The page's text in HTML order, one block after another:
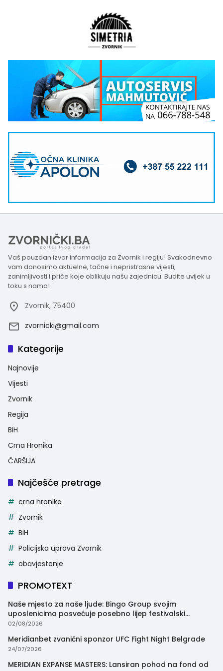
Vaš pouzdan izvor informacija za Zvornik i regiju! Svakodnevno
vam donosimo aktuelne, tačne i nepristrasne vijesti,
zanimljivosti i priče koje oblikuju našu zajednicu. Budite uvijek u
toku s nama!
Zvornik, 75400
zvornicki@gmail.com
Kategorije
Najnovije
Vijesti
Zvornik
Regija
BiH
Crna Hronika
ČARŠIJA
Najčešće pretrage
crna hronika
Zvornik
BiH
Policijska uprava Zvornik
obavjestenje
PROMOTEXT
Naše mjesto za naše ljude: Bingo Group svojim
uposlenicima posvećuje posebno lijep festivalski
trenutak
02/08/2026
Meridianbet zvanični sponzor UFC Fight Night Belgrade
24/07/2026
MERIDIAN EXPANSE MASTERS: Lansiran pohod na fond od